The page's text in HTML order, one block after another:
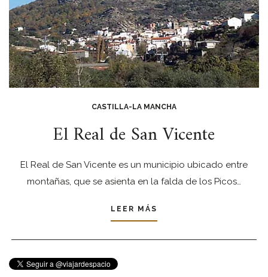
CASTILLA-LA MANCHA
El Real de San Vicente
El Real de San Vicente es un municipio ubicado entre
montañas, que se asienta en la falda de los Picos…
LEER MÁS